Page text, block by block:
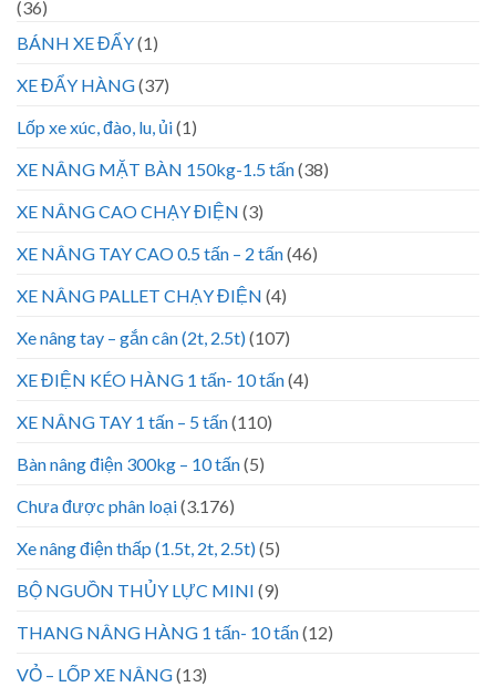
(36)
BÁNH XE ĐẨY(1)
XE ĐẨY HÀNG(37)
Lốp xe xúc, đào, lu, ủi(1)
XE NÂNG MẶT BÀN 150kg-1.5 tấn(38)
XE NÂNG CAO CHẠY ĐIỆN (3)
XE NÂNG TAY CAO 0.5 tấn – 2 tấn(46)
XE NÂNG PALLET CHẠY ĐIỆN (4)
Xe nâng tay – gắn cân (2t, 2.5t)(107)
XE ĐIỆN KÉO HÀNG 1 tấn- 10 tấn(4)
XE NÂNG TAY 1 tấn – 5 tấn(110)
Bàn nâng điện 300kg – 10 tấn(5)
Chưa được phân loại(3.176)
Xe nâng điện thấp (1.5t, 2t, 2.5t)(5)
BỘ NGUỒN THỦY LỰC MINI (9)
THANG NÂNG HÀNG 1 tấn- 10 tấn(12)
VỎ – LỐP XE NÂNG(13)